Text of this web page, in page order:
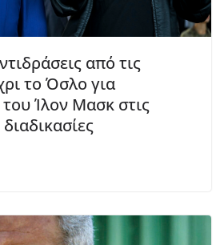
από τις
το Όσλο για
Ίλον Μασκ στις